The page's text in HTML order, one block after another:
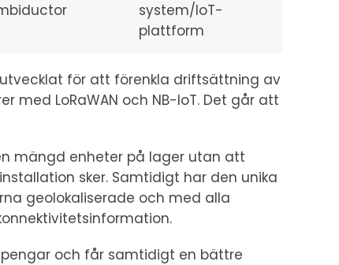
system/IoT-
plattform
för att förenkla driftsättning av
med LoRaWAN och NB-IoT. Det går att
mängd enheter på lager utan att
sker. Samtidigt har den unika
geolokaliserade och med alla
och får samtidigt en bättre